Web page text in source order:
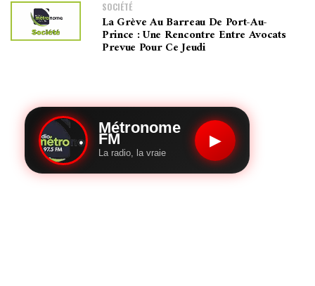
SOCIÉTÉ
La Grève Au Barreau De Port-Au-
Prince : Une Rencontre Entre Avocats
Prevue Pour Ce Jeudi
Métronome
FM
La radio, la vraie
▶